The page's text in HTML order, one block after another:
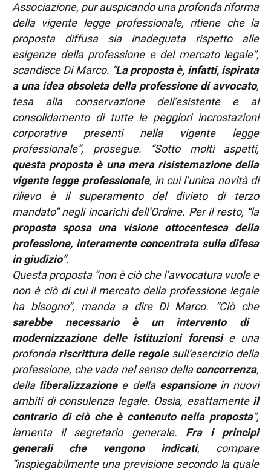
Associazione, pur auspicando una profonda riforma
della vigente legge professionale, ritiene che la
proposta diffusa sia inadeguata rispetto alle
esigenze della professione e del mercato legale”,
scandisce Di Marco. “La proposta è, infatti, ispirata
a una idea obsoleta della professione di avvocato,
tesa alla conservazione dell’esistente e al
consolidamento di tutte le peggiori incrostazioni
corporative presenti nella vigente legge
professionale”, prosegue. “Sotto molti aspetti,
questa proposta è una mera risistemazione della
vigente legge professionale, in cui l’unica novità di
rilievo è il superamento del divieto di terzo
mandato” negli incarichi dell’Ordine. Per il resto, “la
proposta sposa una visione ottocentesca della
professione, interamente concentrata sulla difesa
in giudizio”.
Questa proposta “non è ciò che l’avvocatura vuole e
non è ciò di cui il mercato della professione legale
ha bisogno”, manda a dire Di Marco. “Ciò che
sarebbe necessario è un intervento di
modernizzazione delle istituzioni forensie una
profonda riscrittura delle regolesull’esercizio della
professione, che vada nel senso dellaconcorrenza,
della liberalizzazione e della espansione in nuovi
ambiti di consulenza legale. Ossia, esattamente il
contrario di ciò che è contenuto nella proposta”,
lamenta il segretario generale. Fra i principi
generali che vengono indicati, compare
“inspiegabilmente una previsione secondo la quale